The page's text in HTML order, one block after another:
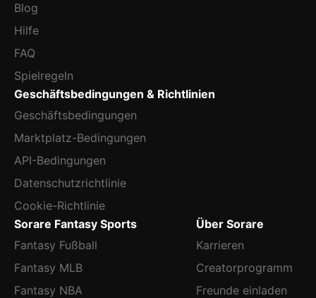
Blog
Hilfe
FAQ
Spielregeln
Geschäftsbedingungen & Richtlinien
Geschäftsbedingungen
Marktplatz-Bedingungen
API-Bedingungen
Datenschutzrichtlinie
Cookie-Richtlinie
Sorare Fantasy Sports
Fantasy Fußball
Fantasy MLB
Fantasy NBA
Über Sorare
Karrieren
Creatorprogramm
Freunde einladen